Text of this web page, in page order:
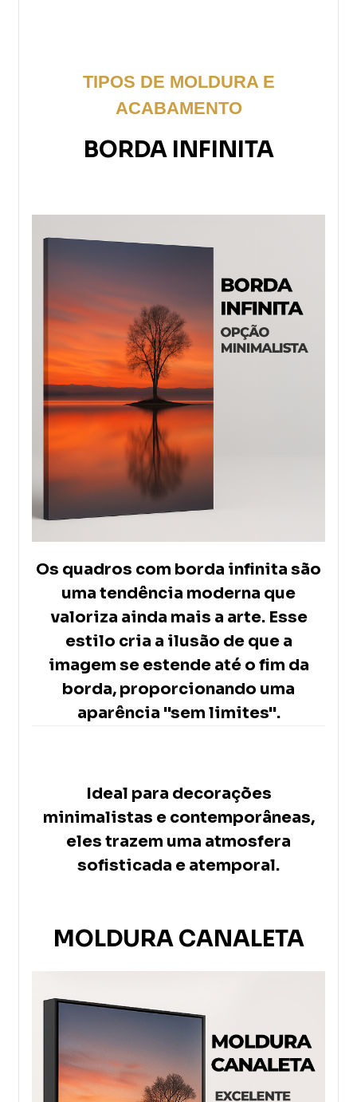
TIPOS DE MOLDURA E
ACABAMENTO
BORDA INFINITA
Os quadros com borda infinita são
uma tendência moderna que
valoriza ainda mais a arte. Esse
estilo cria a ilusão de que a
imagem se estende até o fim da
borda, proporcionando uma
aparência "sem limites".
Ideal para decorações
minimalistas e contemporâneas,
eles trazem uma atmosfera
sofisticada e atemporal.
MOLDURA CANALETA